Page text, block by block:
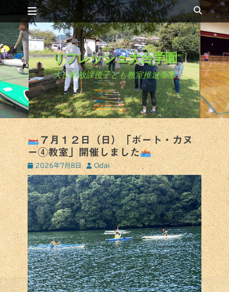
ン
テ
ン
ツ
へ
ス
キ
ッ
プ
メインメニュー
検
索
リフレッシュ大台学園
大台町放課後子ども教室推進事業
７月１２日（日）「ボート・カヌ
ー④教室」開催しました
投
稿
日
2026年7月8日
投
稿
者
Odai